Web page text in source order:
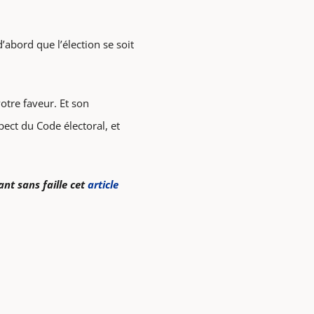
que l’élection se soit
faveur. Et son
du Code électoral, et
sans faille cetarticle